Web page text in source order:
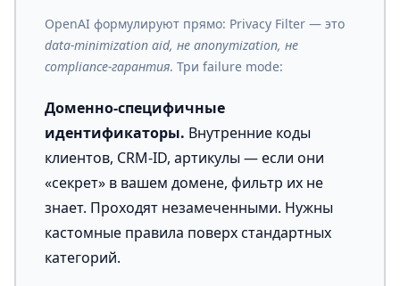
OpenAI формулируют прямо: Privacy Filter — это
data-minimization aid, не anonymization, не
compliance-гарантия. Три failure mode:
Доменно-специфичные
идентификаторы. Внутренние коды
клиентов, CRM-ID, артикулы — если они
«секрет» в вашем домене, фильтр их не
знает. Проходят незамеченными. Нужны
кастомные правила поверх стандартных
категорий.